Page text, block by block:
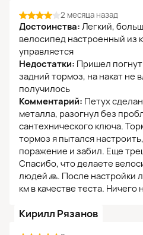
2 месяца назад
Достоинства: Легкий,
велосипед настроенный из
управляется
Недостатки: Пришел
задний тормоз, на накат не
получилось
Комментарий: Петух
металла, разогнул без
сантехнического ключа.
тормоз я пытался
поражение и забил. Еще
Спасибо, что делаете
людей 🙏. После настройки
км в качестве теста. Ничего
Кирилл Рязанов